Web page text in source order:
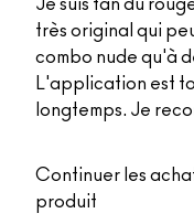
Je suis fan du
très original qui
combo nude qu'à
L'application est
longtemps. Je
Continuer les
produit